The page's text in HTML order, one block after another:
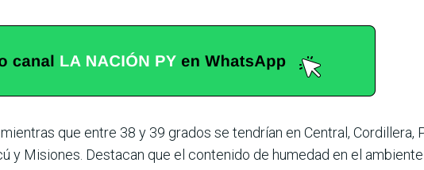
que entre 38 y 39 grados se tendrían en Central, Cordillera,
y Misiones. Destacan que el contenido de humedad en el